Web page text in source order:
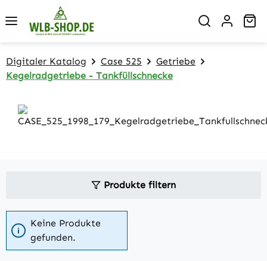
Zum Hauptinhalt springen
Digitaler Katalog Case 525
Getriebe
Kegelradgetriebe - Tankfüllschnecke
Produkte filtern
Keine Produkte
gefunden.